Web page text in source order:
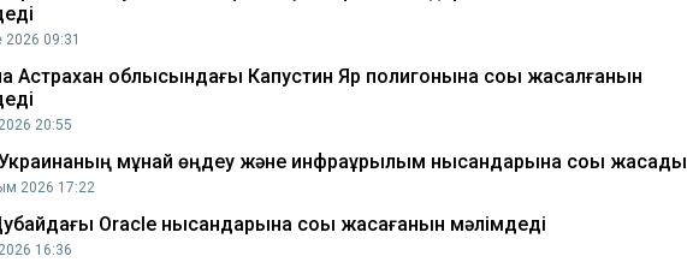
2026 09:31
Астрахан облысындағы Капустин Яр полигонына соққы жасалғанын
20:55
мұнай өңдеу және инфрақұрылым нысандарына соққы жасады
2026 17:22
Oracle нысандарына соққы жасағанын мәлімдеді
16:36